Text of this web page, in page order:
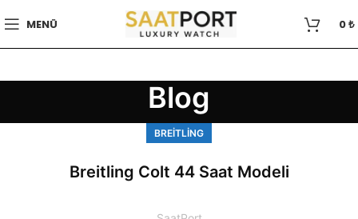
MENÜ 0₺
Blog
BREITLING
Breitling Colt 44 Saat Modeli